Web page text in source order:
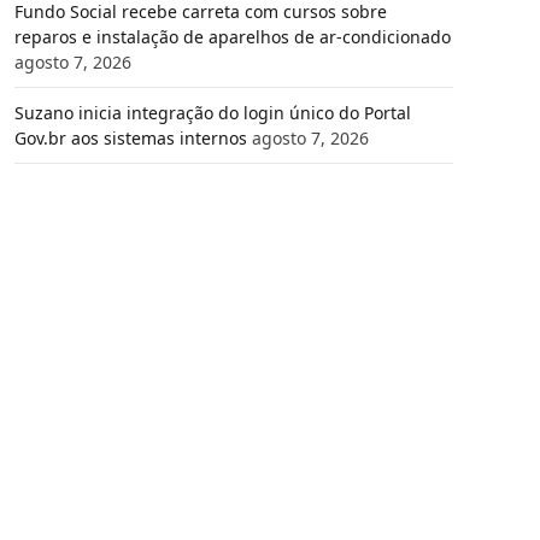
Fundo Social recebe carreta com cursos sobre
reparos e instalação de aparelhos de ar-condicionado
agosto 7, 2026
Suzano inicia integração do login único do Portal
Gov.br aos sistemas internos agosto 7, 2026